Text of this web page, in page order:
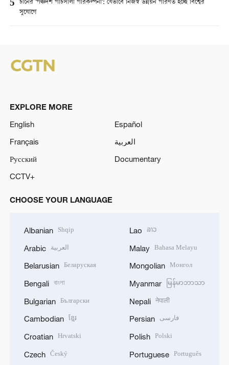
5 চীনের 'পঞ্চদশ পাঁচসালা পরিকল্পনা': যেভাবে নিজস্ব উন্নয়ন পরিণত হচ্ছে বিশ্বের
সুযোগে
EXPLORE MORE
English
Español
Français
العربية
Русский
Documentary
CCTV+
CHOOSE YOUR LANGUAGE
Albanian Shqip
Arabic العربية
Belarusian Беларуская
Bengali বাংলা
Bulgarian Български
Cambodian ខ្មែរ
Croatian Hrvatski
Czech Český
Lao ລາວ
Malay Bahasa Melayu
Mongolian Монгол
Myanmar မြန်မာဘာသာ
Nepali नेपाली
Persian فارسی
Polish Polski
Portuguese Português